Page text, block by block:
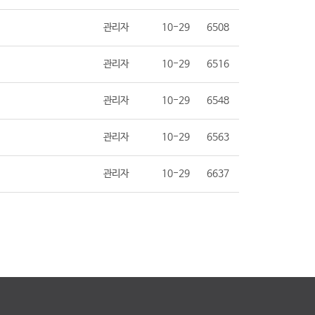
관리자 10-29 6508
관리자 10-29 6516
관리자 10-29 6548
관리자 10-29 6563
관리자 10-29 6637